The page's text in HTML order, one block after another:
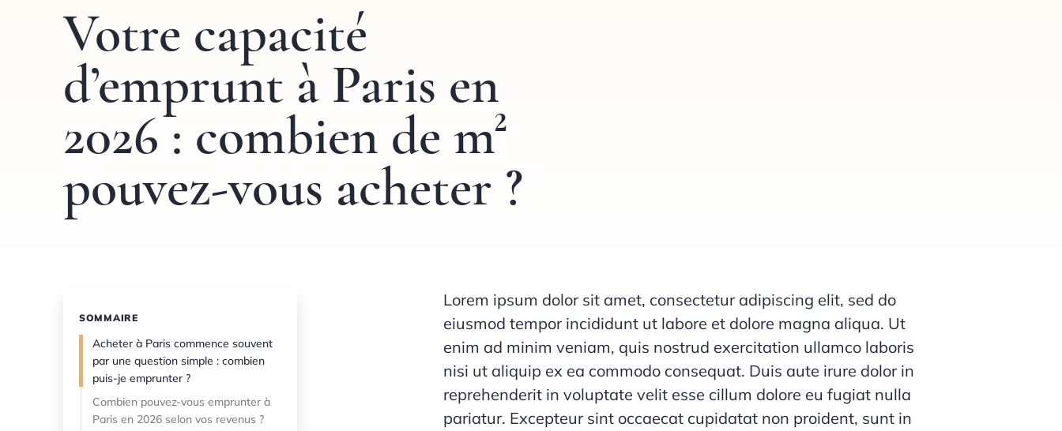
Votre capacité
d’emprunt à Paris en
2026 : combien de m²
pouvez-vous acheter ?
SOMMAIRE
Acheter à Paris commence souvent
par une question simple : combien
puis-je emprunter ?
Combien pouvez-vous emprunter à
Paris en 2026 selon vos revenus ?
Lorem ipsum dolor sit amet, consectetur adipiscing elit, sed do
eiusmod tempor incididunt ut labore et dolore magna aliqua. Ut
enim ad minim veniam, quis nostrud exercitation ullamco laboris
nisi ut aliquip ex ea commodo consequat. Duis aute irure dolor in
reprehenderit in voluptate velit esse cillum dolore eu fugiat nulla
pariatur. Excepteur sint occaecat cupidatat non proident, sunt in